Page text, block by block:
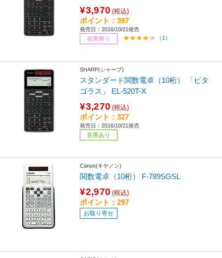
¥3,970 (税込)
ポイント：397
発売日：2016/10/21発売
在庫限り （1）
SHARP(シャープ)
スタンダード関数電卓（10桁） 「ピタ
ゴラス」 EL-520T-X
¥3,270 (税込)
ポイント：327
発売日：2016/10/21発売
在庫あり
Canon(キヤノン)
関数電卓（10桁） F-789SGSL
¥2,970 (税込)
ポイント：297
お取り寄せ